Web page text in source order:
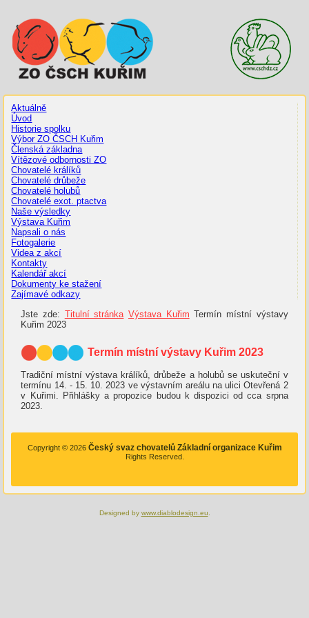
Aktuálně
Úvod
Historie spolku
Výbor ZO ČSCH Kuřim
Členská základna
Vítězové odbornosti ZO
Chovatelé králíků
Chovatelé drůbeže
Chovatelé holubů
Chovatelé exot. ptactva
Naše výsledky
Výstava Kuřim
Napsali o nás
Fotogalerie
Videa z akcí
Kontakty
Kalendář akcí
Dokumenty ke stažení
Zajímavé odkazy
Jste zde: Titulní stránka Výstava Kuřim Termín místní výstavy
Kuřim 2023
Termín místní výstavy Kuřim 2023
Tradiční místní výstava králíků, drůbeže a holubů se uskuteční v
termínu 14. - 15. 10. 2023 ve výstavním areálu na ulici Otevřená 2
v Kuřimi. Přihlášky a propozice budou k dispozici od cca srpna
2023.
Copyright © 2026 Český svaz chovatelů Základní organizace Kuřim
Rights Reserved.
Designed by www.diablodesign.eu